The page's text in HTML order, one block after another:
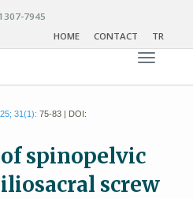
7945
HOME
CONTACT TR
Toggle
31(1): 75-83 | DOI:
spinopelvic
screw